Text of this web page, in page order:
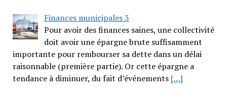
Finances municipales 3
Pour avoir des finances saines, une collectivité
doit avoir une épargne brute suffisamment
importante pour rembourser sa dette dans un délai
raisonnable (première partie). Or cette épargne a
tendance à diminuer, du fait d’événements […]